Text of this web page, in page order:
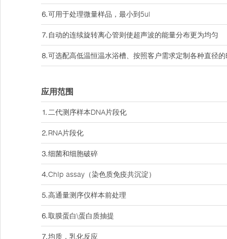
⒍可用于处理微量样品，最小到5ul
⒎自动的连续旋转离心管则使超声波的能量分布更为均匀
⒏可选配高低温恒温水浴槽、按照客户需求定制各种直径
应用范围
⒈二代测序样本DNA片段化
⒉RNA片段化
⒊细菌和细胞破碎
⒋ChIp assay（染色质免疫共沉淀）
⒌高通量测序仪样本前处理
⒍取膜蛋白\蛋白质抽提
⒎均质，乳化反应